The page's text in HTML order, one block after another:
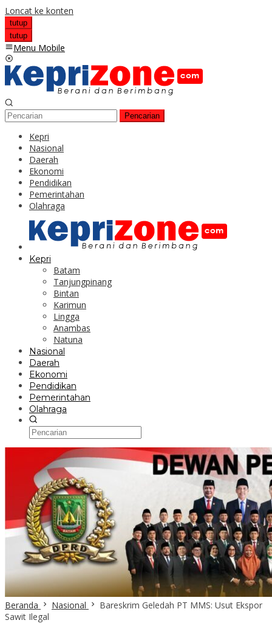
Loncat ke konten
tutup
tutup
Menu Mobile
Pencarian
Kepri
Nasional
Daerah
Ekonomi
Pendidikan
Pemerintahan
Olahraga
Kepri
Batam
Tanjungpinang
Bintan
Karimun
Lingga
Anambas
Natuna
Nasional
Daerah
Ekonomi
Pendidikan
Pemerintahan
Olahraga
Beranda Nasional
Bareskrim Geledah PT MMS: Usut Ekspor
Sawit Ilegal